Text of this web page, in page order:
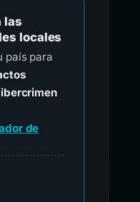
las
locales
país para
de
contactos oficiales de